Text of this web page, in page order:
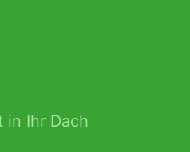
in Ihr Dach